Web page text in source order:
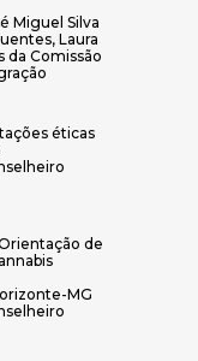
Miguel Silva
Laura
da Comissão
éticas
de
MG